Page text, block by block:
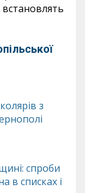
встановлять
з
спроби
в списках і